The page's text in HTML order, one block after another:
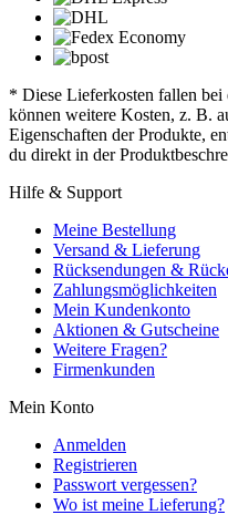
* Diese Lieferkosten fallen bei
können weitere Kosten, z. B.
Eigenschaften der Produkte,
du direkt in der
Hilfe & Support
Meine Bestellung
Versand & Lieferung
Rücksendungen &
Zahlungsmöglichkeiten
Mein Kundenkonto
Aktionen & Gutscheine
Weitere Fragen?
Firmenkunden
Mein Konto
Anmelden
Registrieren
Passwort vergessen?
Wo ist meine Lieferung?